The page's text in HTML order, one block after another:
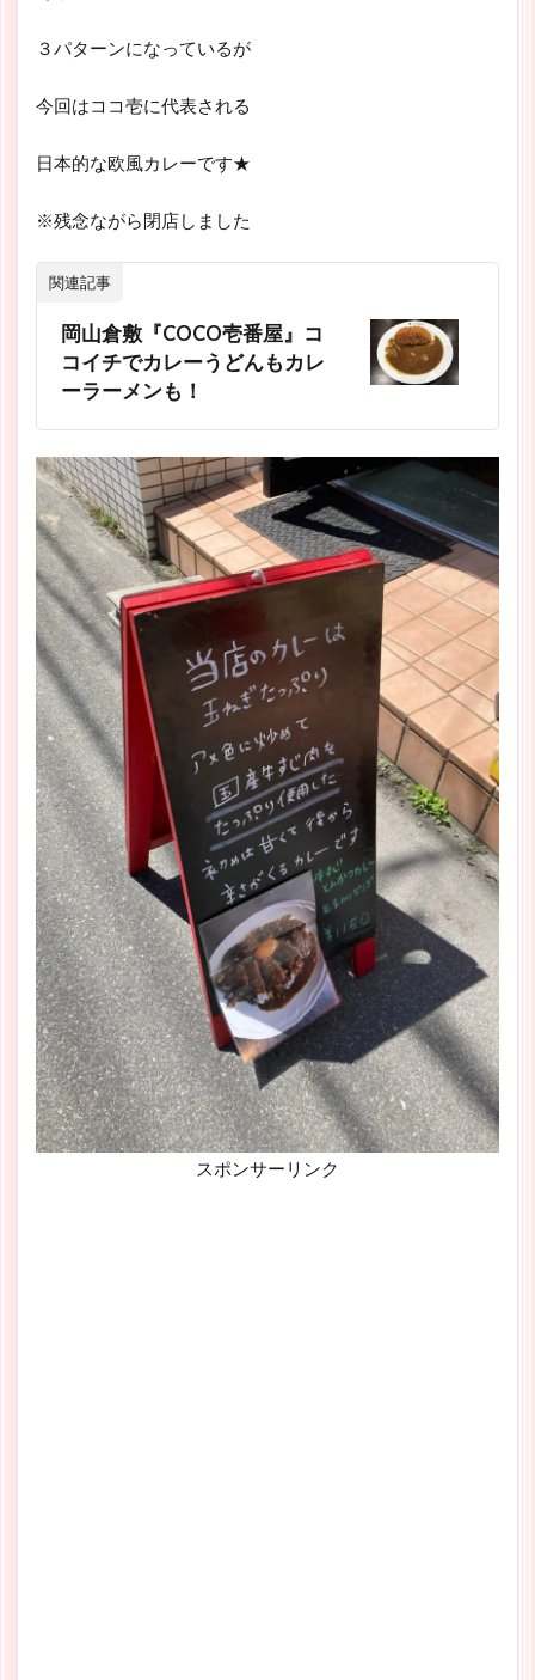
３パターンになっているが
今回はココ壱に代表される
日本的な欧風カレーです★
※残念ながら閉店しました
関連記事
岡山倉敷『COCO壱番屋』コ
コイチでカレーうどんもカレ
ーラーメンも！
スポンサーリンク